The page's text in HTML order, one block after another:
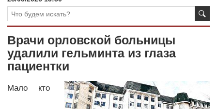
Врачи орловской больницы
удалили гельминта из глаза
пациентки
Мало кто